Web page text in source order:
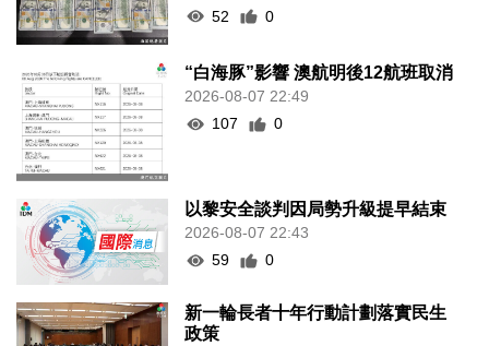
52
0
“白海豚”影響 澳航明後12航班取消
2026-08-07 22:49
107
0
以黎安全談判因局勢升級提早結束
2026-08-07 22:43
59
0
新一輪長者十年行動計劃落實民生
政策